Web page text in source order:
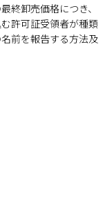
終卸売価格につき、
許可証受領者が種類
前を報告する方法及